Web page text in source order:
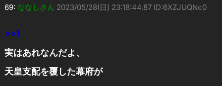
69: ななしさん 2023/05/28(日) 23:18:44.87 ID:6XZJUQNc0
>>1
実はあれなんだよ、
天皇支配を覆した幕府が